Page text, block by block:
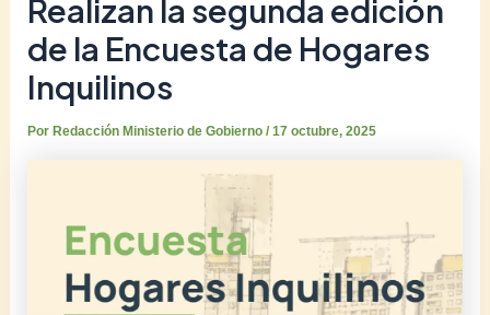
Realizan la segunda edición
de la Encuesta de Hogares
Inquilinos
Por Redacción Ministerio de Gobierno/17 octubre, 2025